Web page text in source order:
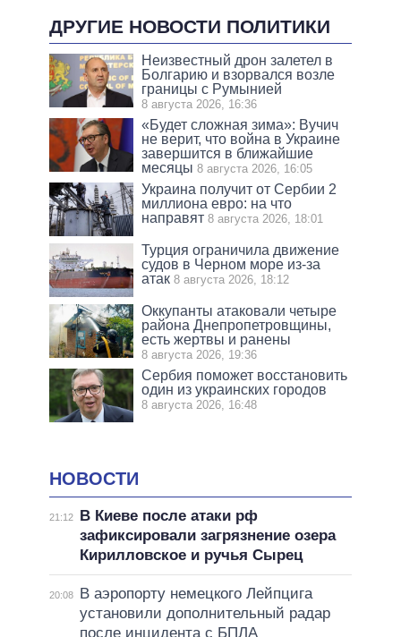
ДРУГИЕ НОВОСТИ ПОЛИТИКИ
Неизвестный дрон залетел в
Болгарию и взорвался возле
границы с Румынией
8 августа 2026, 16:36
«Будет сложная зима»: Вучич
не верит, что война в Украине
завершится в ближайшие
месяцы 8 августа 2026, 16:05
Украина получит от Сербии 2
миллиона евро: на что
направят 8 августа 2026, 18:01
Турция ограничила движение
судов в Черном море из-за
атак 8 августа 2026, 18:12
Оккупанты атаковали четыре
района Днепропетровщины,
есть жертвы и ранены
8 августа 2026, 19:36
Сербия поможет восстановить
один из украинских городов
8 августа 2026, 16:48
НОВОСТИ
21:12
В Киеве после атаки рф
зафиксировали загрязнение озера
Кирилловское и ручья Сырец
20:08
В аэропорту немецкого Лейпцига
установили дополнительный радар
после инцидента с БПЛА